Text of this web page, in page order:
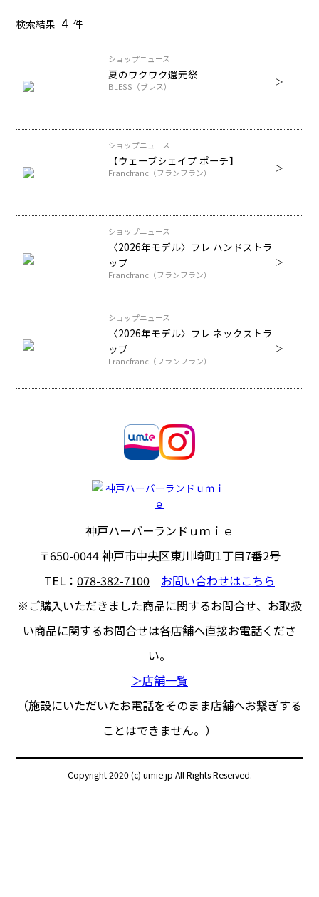
検索結果 4 件
ショップニュース
夏のワクワク還元祭
BLESS（ブレス）
ショップニュース
【ウェーブシェイプ ポーチ】
Francfranc（フランフラン）
ショップニュース
〈2026年モデル〉フレ ハンドストラ
ップ
Francfranc（フランフラン）
ショップニュース
〈2026年モデル〉フレ ネックストラ
ップ
Francfranc（フランフラン）
神戸ハーバーランドｕｍｉｅ
〒650-0044神戸市中央区東川崎町1丁目7番2号
TEL： 078-382-7100
お問い合わせはこちら
※ご購入いただきました商品に関するお問合せ、 お取扱
い商品に関するお問合せは各店舗へ直接お電話くださ
い。
＞店舗一覧
（施設にいただいたお電話をそのまま店舗へお繋ぎする
ことはできません。）
Copyright 2020 (c) umie.jp All Rights Reserved.